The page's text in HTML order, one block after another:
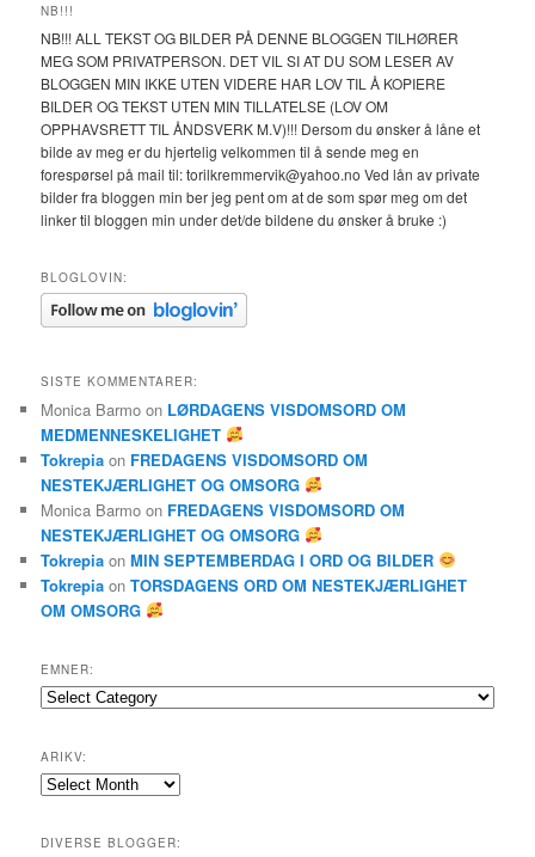
NB!!!
NB!!! ALL TEKST OG BILDER PÅ DENNE BLOGGEN TILHØRER
MEG SOM PRIVATPERSON. DET VIL SI AT DU SOM LESER AV
BLOGGEN MIN IKKE UTEN VIDERE HAR LOV TIL Å KOPIERE
BILDER OG TEKST UTEN MIN TILLATELSE (LOV OM
OPPHAVSRETT TIL ÅNDSVERK M.V)!!! Dersom du ønsker å låne et
bilde av meg er du hjertelig velkommen til å sende meg en
forespørsel på mail til: torilkremmervik@yahoo.no Ved lån av private
bilder fra bloggen min ber jeg pent om at de som spør meg om det
linker til bloggen min under det/de bildene du ønsker å bruke :)
BLOGLOVIN:
SISTE KOMMENTARER:
Monica Barmo on LØRDAGENS VISDOMSORD OM
MEDMENNESKELIGHET
Tokrepia on FREDAGENS VISDOMSORD OM
NESTEKJÆRLIGHET OG OMSORG
Monica Barmo on FREDAGENS VISDOMSORD OM
NESTEKJÆRLIGHET OG OMSORG
Tokrepia onMIN SEPTEMBERDAG I ORD OG BILDER
Tokrepia onTORSDAGENS ORD OM NESTEKJÆRLIGHET
OM OMSORG
EMNER:
Emner:
ARIKV:
Arikv:
DIVERSE BLOGGER: